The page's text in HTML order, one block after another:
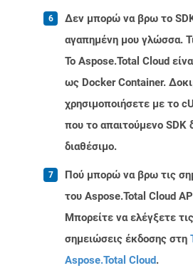
Δεν μπορώ να βρω το
αγαπημένη μου γλώσσα.
Το Aspose.Total Cloud
ως Docker Container.
χρησιμοποιήσετε με το
που το απαιτούμενο SDK
διαθέσιμο.
Πού μπορώ να βρω τις
του Aspose.Total Cloud
Μπορείτε να ελέγξετε
σημειώσεις έκδοσης στη
Aspose.Total Cloud.